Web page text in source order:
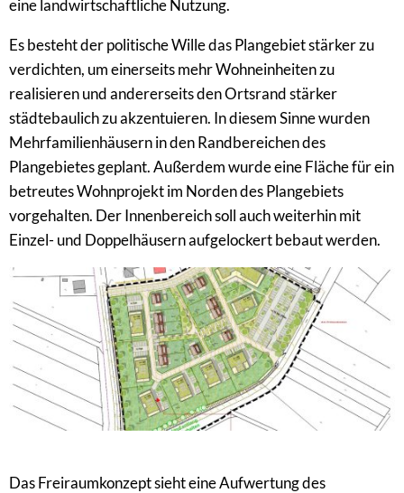
eine landwirtschaftliche Nutzung.
Es besteht der politische Wille das Plangebiet stärker zu
verdichten, um einerseits mehr Wohneinheiten zu
realisieren und andererseits den Ortsrand stärker
städtebaulich zu akzentuieren. In diesem Sinne wurden
Mehrfamilienhäusern in den Randbereichen des
Plangebietes geplant. Außerdem wurde eine Fläche für ein
betreutes Wohnprojekt im Norden des Plangebiets
vorgehalten. Der Innenbereich soll auch weiterhin mit
Einzel- und Doppelhäusern aufgelockert bebaut werden.
Das Freiraumkonzept sieht eine Aufwertung des